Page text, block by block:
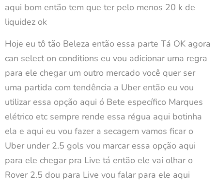
aqui bom então tem que ter pelo menos 20 k de
liquidez ok
Hoje eu tô tão Beleza então essa parte Tá OK agora
can select on conditions eu vou adicionar uma regra
para ele chegar um outro mercado você quer ser
uma partida com tendência a Uber então eu vou
utilizar essa opção aqui ó Bete específico Marques
elétrico etc sempre rende essa régua aqui botinha
ela e aqui eu vou fazer a secagem vamos ficar o
Uber under 2.5 gols vou marcar essa opção aqui
para ele chegar pra Live tá então ele vai olhar o
Rover 2.5 dou para Live vou falar para ele aqui